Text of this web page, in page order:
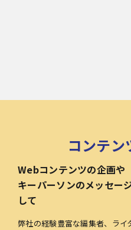
コンテン
Webコンテンツの企画や
キーパーソンのメッセー
して
弊社の経験豊富な編集者、ラ